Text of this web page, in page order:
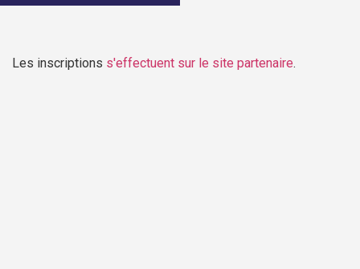
Les inscriptions s'effectuent sur le site partenaire.